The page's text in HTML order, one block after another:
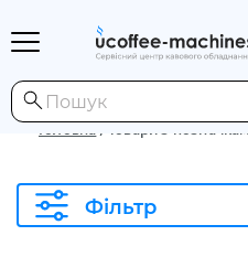
Головна / Товари з
Фільтр